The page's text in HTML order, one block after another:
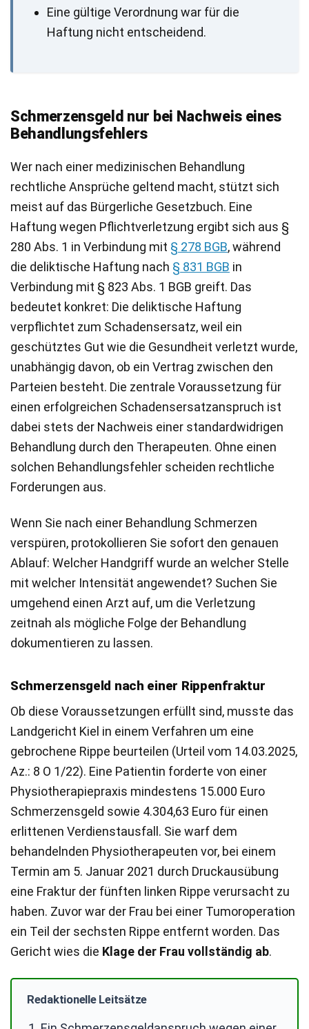
Eine gültige Verordnung war für die
Haftung nicht entscheidend.
Schmerzensgeld nur bei Nachweis eines
Behandlungsfehlers
Wer nach einer medizinischen Behandlung
rechtliche Ansprüche geltend macht, stützt sich
meist auf das Bürgerliche Gesetzbuch. Eine
Haftung wegen Pflichtverletzung ergibt sich aus §
280 Abs. 1 in Verbindung mit § 278 BGB, während
die deliktische Haftung nach § 831 BGB in
Verbindung mit § 823 Abs. 1 BGB greift. Das
bedeutet konkret: Die deliktische Haftung
verpflichtet zum Schadensersatz, weil ein
geschütztes Gut wie die Gesundheit verletzt wurde,
unabhängig davon, ob ein Vertrag zwischen den
Parteien besteht. Die zentrale Voraussetzung für
einen erfolgreichen Schadensersatzanspruch ist
dabei stets der Nachweis einer standardwidrigen
Behandlung durch den Therapeuten. Ohne einen
solchen Behandlungsfehler scheiden rechtliche
Forderungen aus.
Wenn Sie nach einer Behandlung Schmerzen
verspüren, protokollieren Sie sofort den genauen
Ablauf: Welcher Handgriff wurde an welcher Stelle
mit welcher Intensität angewendet? Suchen Sie
umgehend einen Arzt auf, um die Verletzung
zeitnah als mögliche Folge der Behandlung
dokumentieren zu lassen.
Schmerzensgeld nach einer Rippenfraktur
Ob diese Voraussetzungen erfüllt sind, musste das
Landgericht Kiel in einem Verfahren um eine
gebrochene Rippe beurteilen (Urteil vom 14.03.2025,
Az.: 8 O 1/22). Eine Patientin forderte von einer
Physiotherapiepraxis mindestens 15.000 Euro
Schmerzensgeld sowie 4.304,63 Euro für einen
erlittenen Verdienstausfall. Sie warf dem
behandelnden Physiotherapeuten vor, bei einem
Termin am 5. Januar 2021 durch Druckausübung
eine Fraktur der fünften linken Rippe verursacht zu
haben. Zuvor war der Frau bei einer Tumoroperation
ein Teil der sechsten Rippe entfernt worden. Das
Gericht wies die Klage der Frau vollständig ab.
Redaktionelle Leitsätze